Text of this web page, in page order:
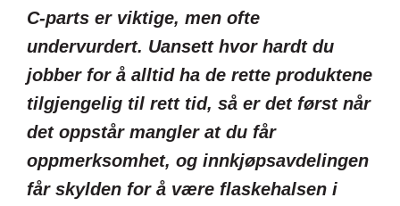
C-parts er viktige, men ofte
undervurdert. Uansett hvor hardt du
jobber for å alltid ha de rette produktene
tilgjengelig til rett tid, så er det først når
det oppstår mangler at du får
oppmerksomhet, og innkjøpsavdelingen
får skylden for å være flaskehalsen i